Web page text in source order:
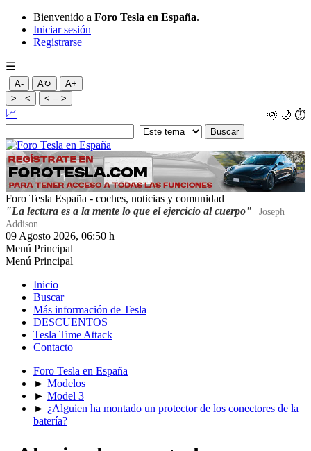
Bienvenido a Foro Tesla en España.
Iniciar sesión
Registrarse
☰
A- A↻
A+
> - <
< -- >
🌞 🌙 ⏱️
📈
Foro Tesla España - coches, noticias y comunidad
"La lectura es a la mente lo que el ejercicio al cuerpo"
Joseph
Addison
09 Agosto 2026, 06:50 h
Menú Principal
Menú Principal
Inicio
Buscar
Más información de Tesla
DESCUENTOS
Tesla Time Attack
Contacto
Foro Tesla en España
► Modelos
► Model 3
► ¿Alguien ha montado un protector de los conectores de la
batería?